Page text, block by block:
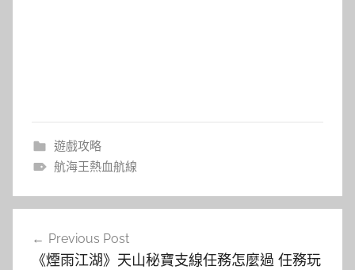
遊戲攻略
航海王熱血航線
Previous Post
《煙雨江湖》天山秘寶支線任務怎麼過 任務玩